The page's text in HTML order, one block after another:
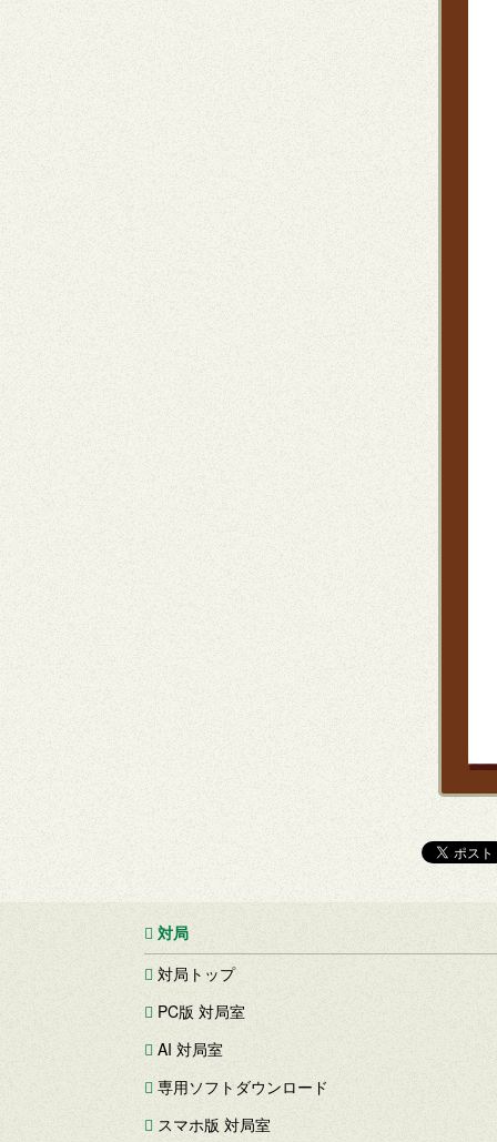
対局
対局トップ
PC版 対局室
AI 対局室
専用ソフトダウンロード
スマホ版 対局室